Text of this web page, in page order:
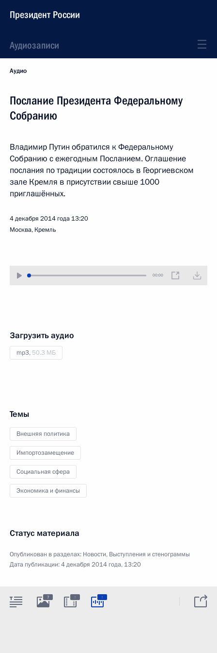
Президент России
Аудиозаписи
Аудио
Послание Президента Федеральному
Собранию
Владимир Путин обратился к Федеральному
Собранию с ежегодным Посланием. Оглашение
послания по традиции состоялось в Георгиевском
зале Кремля в присутствии свыше 1000
приглашённых.
4 декабря 2014 года 13:20
Москва, Кремль
00:00
Загрузить аудио
mp3, 50.3 МБ
Темы
Внешняя политика
Импортозамещение
Социальная сфера
Экономика и финансы
Статус материала
Опубликован в разделах: Новости, Выступления и стенограммы
Дата публикации:4 декабря 2014 года, 13:20
7 : :